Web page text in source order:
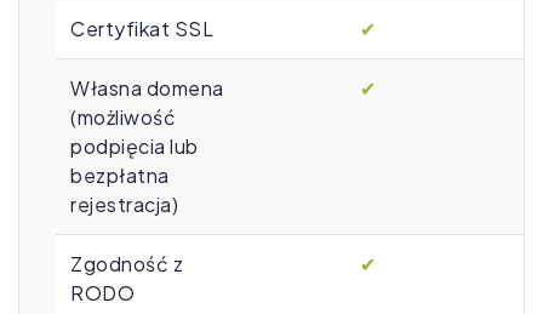
Certyfikat SSL ✔
Własna domena
(możliwość
podpięcia lub
bezpłatna
rejestracja)
✔
Zgodność z
RODO
✔